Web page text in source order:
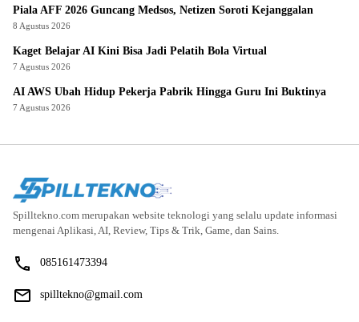
Piala AFF 2026 Guncang Medsos, Netizen Soroti Kejanggalan
8 Agustus 2026
Kaget Belajar AI Kini Bisa Jadi Pelatih Bola Virtual
7 Agustus 2026
AI AWS Ubah Hidup Pekerja Pabrik Hingga Guru Ini Buktinya
7 Agustus 2026
Spilltekno.com merupakan website teknologi yang selalu update informasi
mengenai Aplikasi, AI, Review, Tips & Trik, Game, dan Sains.
085161473394
spilltekno@gmail.com